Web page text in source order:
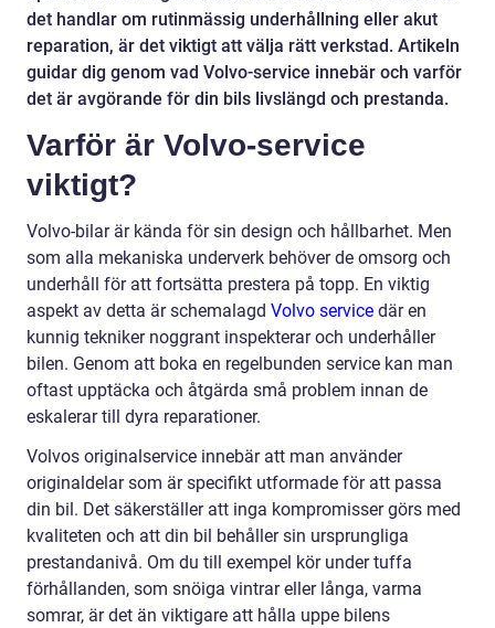
det handlar om rutinmässig underhållning eller akut
reparation, är det viktigt att välja rätt verkstad. Artikeln
guidar dig genom vad Volvo-service innebär och varför
det är avgörande för din bils livslängd och prestanda.
Varför är Volvo-service
viktigt?
Volvo-bilar är kända för sin design och hållbarhet. Men
som alla mekaniska underverk behöver de omsorg och
underhåll för att fortsätta prestera på topp. En viktig
aspekt av detta är schemalagd Volvo service där en
kunnig tekniker noggrant inspekterar och underhåller
bilen. Genom att boka en regelbunden service kan man
oftast upptäcka och åtgärda små problem innan de
eskalerar till dyra reparationer.
Volvos originalservice innebär att man använder
originaldelar som är specifikt utformade för att passa
din bil. Det säkerställer att inga kompromisser görs med
kvaliteten och att din bil behåller sin ursprungliga
prestandanivå. Om du till exempel kör under tuffa
förhållanden, som snöiga vintrar eller långa, varma
somrar, är det än viktigare att hålla uppe bilens